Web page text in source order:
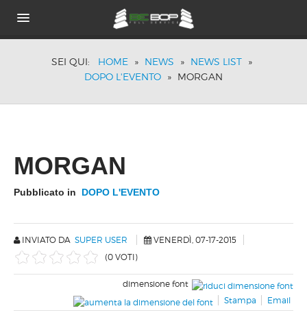
CHI SIAMO
BRANDS
DOVE SIAMO
NEWS
SEI QUI: HOME » NEWS » NEWS LIST »
DOPO L'EVENTO » MORGAN
MORGAN
Pubblicato in DOPO L'EVENTO
INVIATO DA SUPER USER
VENERDÌ, 07-17-2015
(0 VOTI)
dimensione font
Stampa
Email